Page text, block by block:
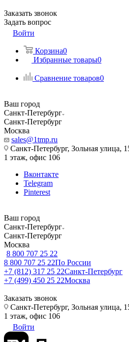
Заказать звонок
Задать вопрос
Войти
Корзина0
Избранные товары0
Сравнение товаров0
Ваш город
Санкт-Петербург
Санкт-Петербург
Москва
sales@1tmp.ru
Санкт-Петербург, Зольная улица,
1 этаж, офис 106
Вконтакте
Telegram
Pinterest
Ваш город
Санкт-Петербург
Санкт-Петербург
Москва
8 800 707 25 22
8 800 707 25 22По России
+7 (812) 317 25 22Санкт-Петербург
+7 (499) 450 25 22Москва
Заказать звонок
Санкт-Петербург, Зольная улица,
1 этаж, офис 106
Войти